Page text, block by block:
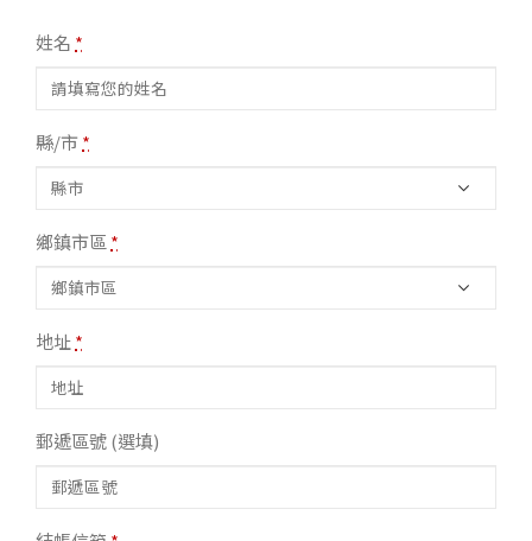
姓名 *
縣/市*
鄉鎮市區 *
地址*
郵遞區號(選填)